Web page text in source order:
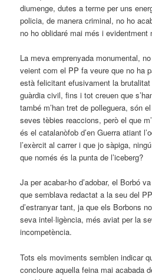
diumenge, dutes a terme per uns
policia, de manera criminal, no ho
no ho oblidaré mai més i evidentment
La meva emprenyada monumental,
veient com el PP fa veure que no ha
està felicitant efusivament la
guàrdia civil, fins i tot creuen que
també m’han tret de polleguera, són
seves tèbies reaccions, però el que
és el catalanòfob d’en Guerra atiant
l’exèrcit al carrer i que jo sàpiga,
que només és la punta de l’iceberg?
Ja per acabar-ho d’adobar, el Borbó
que semblava redactat a la seu del
d’estranyar tant, ja que els Borbons
seva intel·ligència, més aviat per la
incompetència.
Tots els moviments semblen indicar
concloure aquella feina mai acabada